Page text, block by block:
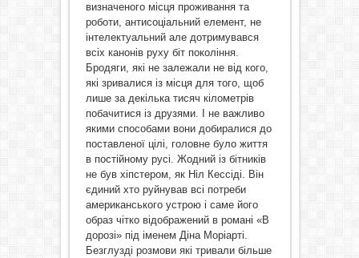
визначеного місця проживання та
роботи, антисоціальний елемент, не
інтелектуальний але дотримувався
всіх канонів руху біт покоління.
Бродяги, які не залежали не від кого,
які зривалися із місця для того, щоб
лише за декілька тисяч кілометрів
побачитися із друзями. І не важливо
якими способами вони добиралися до
поставленої цілі, головне було життя
в постійному русі. Жодний із бітників
не був хіпстером, як Ніл Кессіді. Він
єдиний хто руйнував всі потреби
американського устрою і саме його
образ чітко відображений в романі «В
дорозі» під іменем Діна Моріарті.
Безглузді розмови які тривали більше